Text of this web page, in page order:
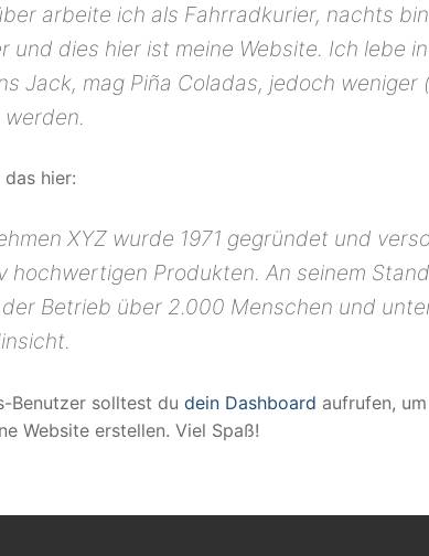
arbeite ich als Fahrradkurier, nachts
und dies hier ist meine Website. Ich lebe
Jack, mag Piña Coladas, jedoch weniger
werden.
hier:
XYZ wurde 1971 gegründet und
hochwertigen Produkten. An seinem
Betrieb über 2.000 Menschen und
Benutzer solltest du dein Dashboard aufrufen,
Website erstellen. Viel Spaß!